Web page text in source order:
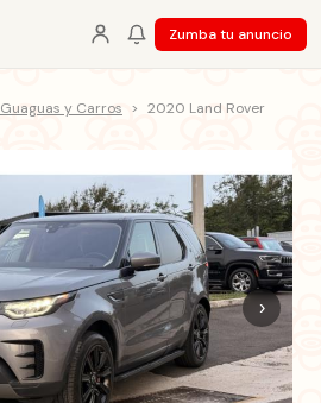
Zumba tu anuncio
Guaguas y Carros > 2020 Land Rover
›